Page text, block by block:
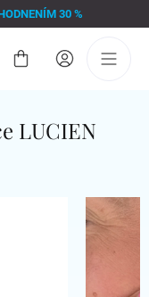
30 %
Nákupný
LUCIEN